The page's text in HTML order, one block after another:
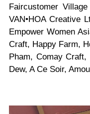
Faircustomer
VAN•HOA Creative
Empower Women
Craft, Happy Farm,
Pham, Comay
Dew, A Ce Soir,